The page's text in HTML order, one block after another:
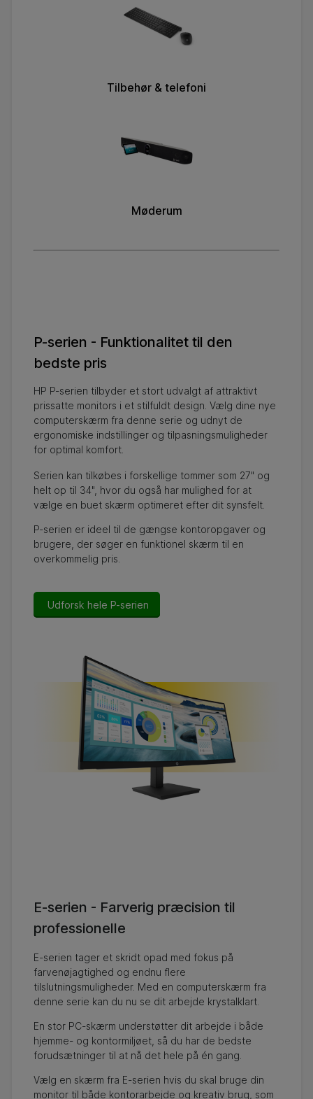
Tilbehør & telefoni
Møderum
P-serien - Funktionalitet til den
bedste pris
HP P-serien tilbyder et stort udvalgt af attraktivt
prissatte monitors i et stilfuldt design. Vælg dine nye
computerskærm fra denne serie og udnyt de
ergonomiske indstillinger og tilpasningsmuligheder
for optimal komfort.
Serien kan tilkøbes i forskellige tommer som 27" og
helt op til 34", hvor du også har mulighed for at
vælge en buet skærm optimeret efter dit synsfelt.
P-serien er ideel til de gængse kontoropgaver og
brugere, der søger en funktionel skærm til en
overkommelig pris.
Udforsk hele P-serien
E-serien - Farverig præcision til
professionelle
E-serien tager et skridt opad med fokus på
farvenøjagtighed og endnu flere
tilslutningsmuligheder. Med en computerskærm fra
denne serie kan du nu se dit arbejde krystalklart.
En stor PC-skærm understøtter dit arbejde i både
hjemme- og kontormiljøet, så du har de bedste
forudsætninger til at nå det hele på én gang.
Vælg en skærm fra E-serien hvis du skal bruge din
monitor til både kontorarbejde og kreativ brug, som